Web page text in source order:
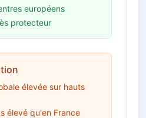
européens
protecteur
élevée sur hauts
élevé qu'en France